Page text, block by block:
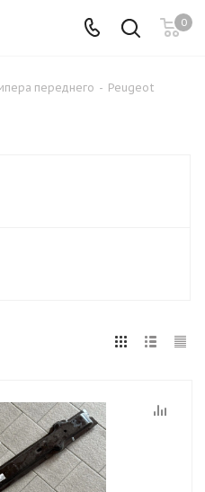
0
переднего - Peugeot